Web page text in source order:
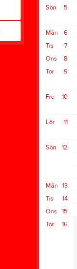
5
Sön
6
Mån
7
Tis
8
Ons
9
Tor
10
Fre
11
Lör
12
Sön
13
Mån
14
Tis
15
Ons
16
Tor